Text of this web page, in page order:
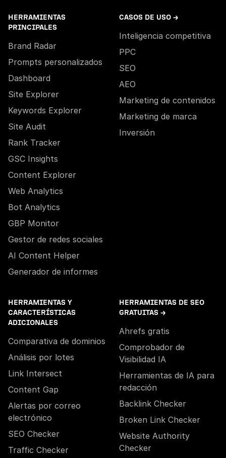
HERRAMIENTAS
PRINCIPALES
Brand Radar
Prompts personalizados
Dashboard
Site Explorer
Keywords Explorer
Site Audit
Rank Tracker
GSC Insights
Content Explorer
Web Analytics
Bot Analytics
GBP Monitor
Gestor de redes sociales
AI Content Helper
Generador de informes
CASOS DE USO →
Inteligencia competitiva
PPC
SEO
AEO
Marketing de contenidos
Marketing de marca
Inversión
HERRAMIENTAS Y
CARACTERÍSTICAS
ADICIONALES
Comparativa de dominios
Análisis por lotes
Link Intersect
Content Gap
Alertas por correo
electrónico
SEO Checker
Traffic Checker
HERRAMIENTAS DE SEO
GRATUITAS →
Ahrefs gratis
Comprobador de
Visibilidad IA
Herramientas de IA para
redacción
Backlink Checker
Broken Link Checker
Website Authority
Checker